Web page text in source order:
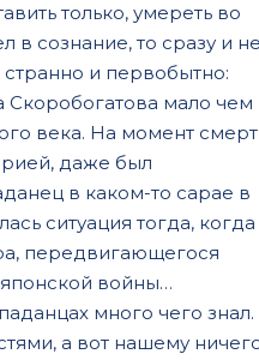
только, умереть во
сознание, то сразу и
и первобытно:
мало чем
века. На момент
даже был
в каком-то сарае в
ситуация тогда, когда
передвигающегося
войны…
много чего знал.
а вот нашему